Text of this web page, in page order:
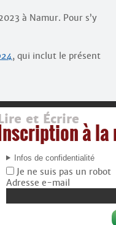
à Namur. Pour s’y
, qui inclut le présent
et Écrireà la
Infos de confidentialité
Je ne suis pas un robot
Adresse e-mail